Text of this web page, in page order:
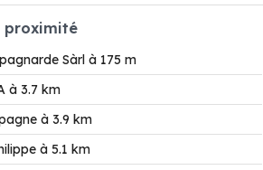
proximité
Sàrl à 175 m
à 3.7 km
à 3.9 km
à 5.1 km